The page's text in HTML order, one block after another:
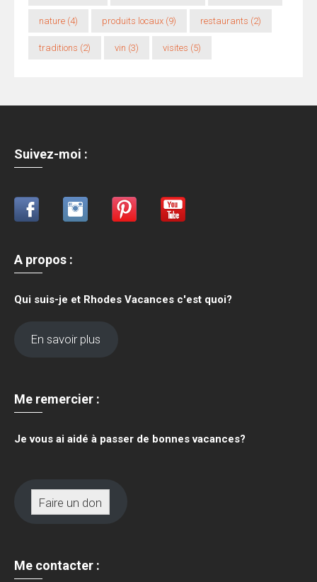
nature (4) produits locaux (9) restaurants (2)
traditions (2) vin (3) visites (5)
Suivez-moi :
A propos :
Qui suis-je et Rhodes Vacances c'est quoi?
En savoir plus
Me remercier :
Je vous ai aidé à passer de bonnes vacances?
Faire un don
Me contacter :